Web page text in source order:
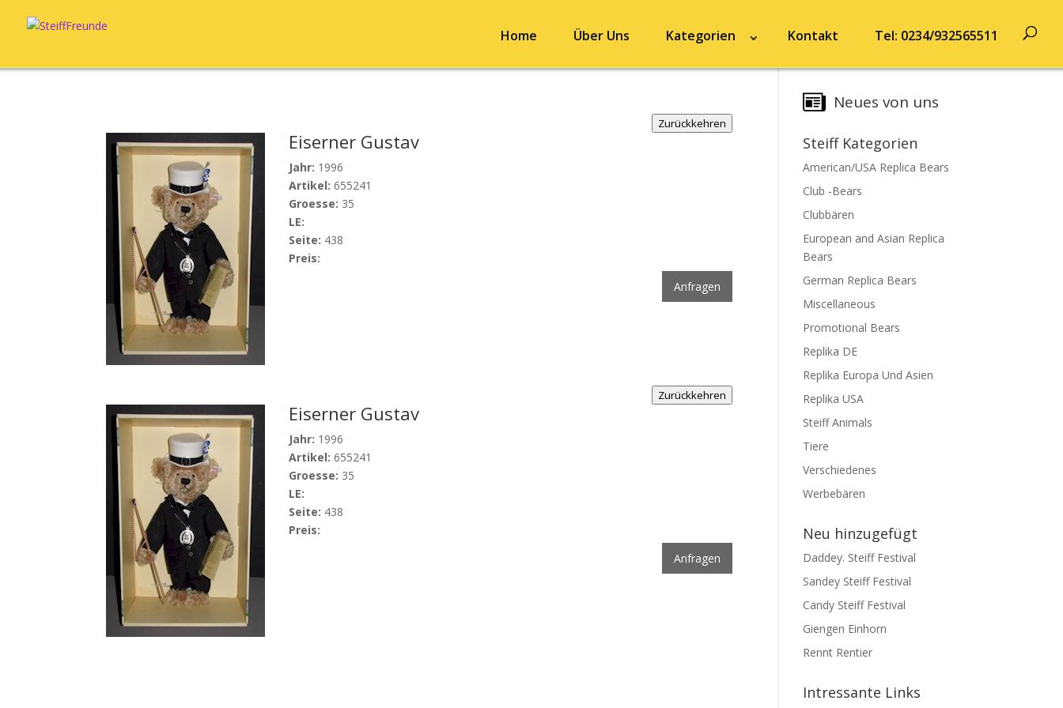
Home Über Uns Kategorien Kontakt Tel: 0234/932565511
Zurückkehren
Eiserner Gustav
Jahr: 1996
Artikel: 655241
Groesse: 35
LE:
Seite: 438
Preis:
Anfragen
Zurückkehren
Eiserner Gustav
Jahr: 1996
Artikel: 655241
Groesse: 35
LE:
Seite: 438
Preis:
Anfragen
Neues von uns
Steiff Kategorien
American/USA Replica Bears
Club -Bears
Clubbären
European and Asian Replica
Bears
German Replica Bears
Miscellaneous
Promotional Bears
Replika DE
Replika Europa Und Asien
Replika USA
Steiff Animals
Tiere
Verschiedenes
Werbebären
Neu hinzugefügt
Daddey. Steiff Festival
Sandey Steiff Festival
Candy Steiff Festival
Giengen Einhorn
Rennt Rentier
Intressante Links